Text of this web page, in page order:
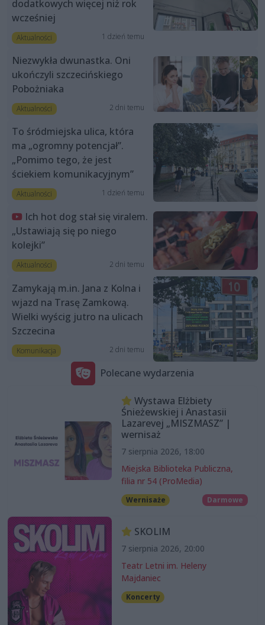
dodatkowych więcej niż rok
wcześniej
Aktualności 1 dzień temu
Niezwykła dwunastka. Oni
ukończyli szczecińskiego
Pobożniaka
Aktualności 2 dni temu
To śródmiejska ulica, która
ma „ogromny potencjał”.
„Pomimo tego, że jest
ściekiem komunikacyjnym”
Aktualności 1 dzień temu
Ich hot dog stał się viralem.
„Ustawiają się po niego
kolejki”
Aktualności 2 dni temu
Zamykają m.in. Jana z Kolna i
wjazd na Trasę Zamkową.
Wielki wyścig jutro na ulicach
Szczecina
Komunikacja 2 dni temu
Polecane wydarzenia
Wystawa Elżbiety
Śnieżewskiej i Anastasii
Lazarevej „MISZMASZ” |
wernisaż
7 sierpnia 2026, 18:00
Miejska Biblioteka Publiczna,
filia nr 54 (ProMedia)
Wernisaże Darmowe
SKOLIM
7 sierpnia 2026, 20:00
Teatr Letni im. Heleny
Majdaniec
Koncerty